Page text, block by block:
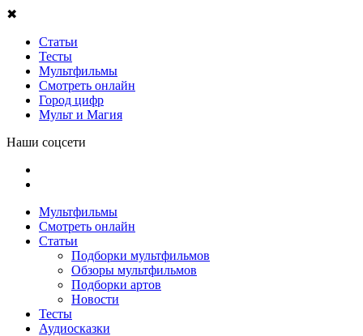
✖
Статьи
Тесты
Мультфильмы
Смотреть онлайн
Город цифр
Мульт и Магия
Наши соцсети
Мультфильмы
Смотреть онлайн
Статьи
Подборки мультфильмов
Обзоры мультфильмов
Подборки артов
Новости
Тесты
Аудиосказки